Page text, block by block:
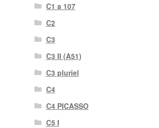
C1 a 107
C2
C3
C3 II (A51)
C3 pluriel
C4
C4 PICASSO
C5 I